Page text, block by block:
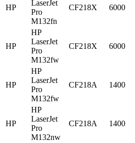
HP
LaserJet
Pro
M132fn
CF218X 6000
HP
HP
LaserJet
Pro
M132fw
CF218X 6000
HP
HP
LaserJet
Pro
M132fw
CF218A 1400
HP
HP
LaserJet
Pro
M132nw
CF218A 1400